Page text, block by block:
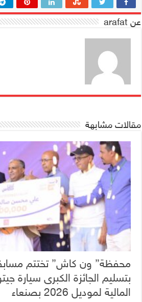
عن arafat
مقالات مشابهة
محفظة” ون كاش” تختتم
المالية لموديل 2026 بصنعاء